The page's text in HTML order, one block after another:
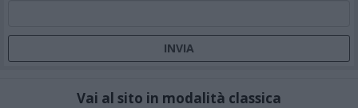
Vai al sito in modalità classica